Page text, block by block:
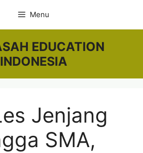
Menu
EDUCATION
INDONESIA
Jenjang
SMA,